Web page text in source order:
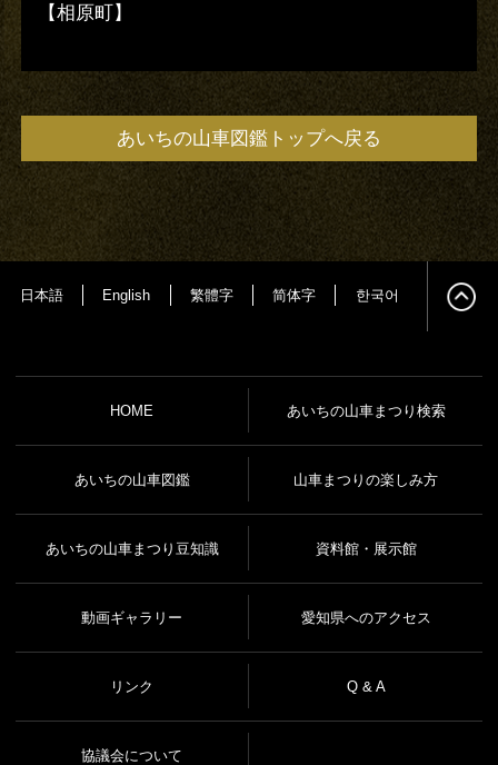
【相原町】
あいちの山車図鑑トップへ戻る
日本語 English 繁體字 简体字 한국어
HOME あいちの山車まつり検索
あいちの山車図鑑 山車まつりの楽しみ方
あいちの山車まつり豆知識 資料館・展示館
動画ギャラリー 愛知県へのアクセス
リンク Q & A
協議会について